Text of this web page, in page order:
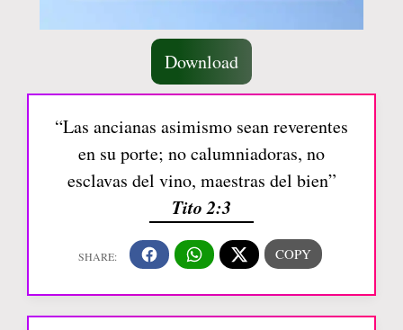
Download
“Las ancianas asimismo sean reverentes
en su porte; no calumniadoras, no
esclavas del vino, maestras del bien”
Tito 2:3